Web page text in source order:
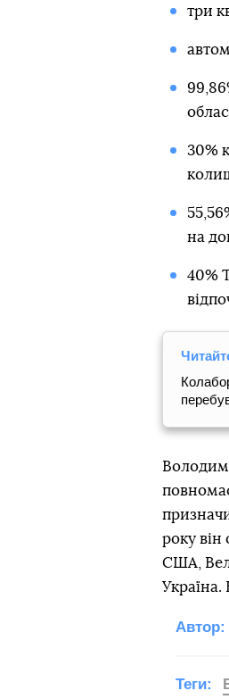
три
30%
на
40%
року він
США,
Україна.
Автор:
Теги: